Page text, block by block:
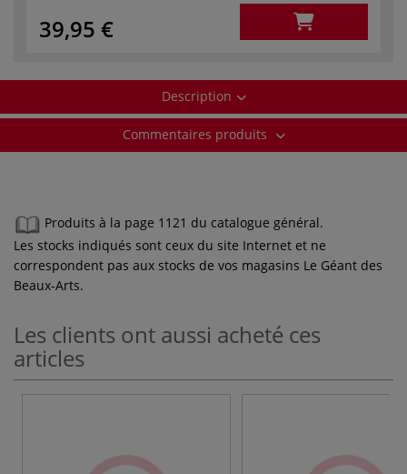
39,95 €
Description
Commentaires produits
Produits à la page 1121 du catalogue général.
Les stocks indiqués sont ceux du site Internet et ne
correspondent pas aux stocks de vos magasins Le Géant des
Beaux-Arts.
Les clients ont aussi acheté ces
articles